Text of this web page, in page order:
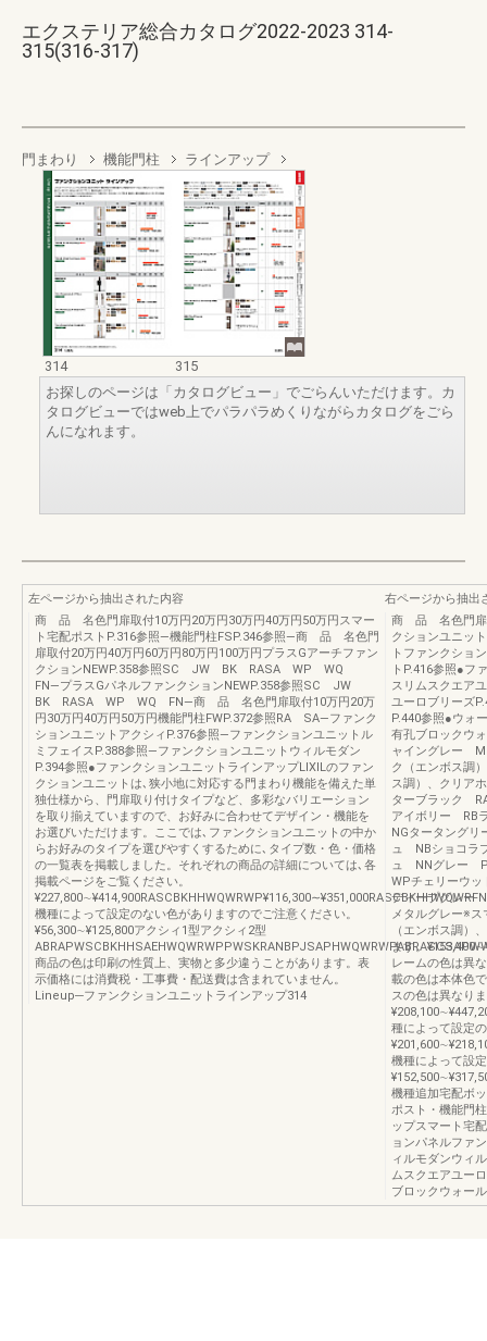
エクステリア総合カタログ2022-2023 314-
315(316-317)
門まわり 機能門柱 ラインアップ
314
315
お探しのページは「カタログビュー」でごらんいただけます。カ
タログビューではweb上でパラパラめくりながらカタログをごら
んになれます。
左ページから抽出された内容
商 品 名色門扉取付10万円20万円30万円40万円50万円スマー
ト宅配ポストP.316参照―機能門柱FSP.346参照―商 品 名色門
扉取付20万円40万円60万円80万円100万円プラスGアーチファン
クションNEWP.358参照SC JW BK RASA WP WQ
FN―プラスGパネルファンクションNEWP.358参照SC JW
BK RASA WP WQ FN―商 品 名色門扉取付10万円20万
円30万円40万円50万円機能門柱FWP.372参照RA SA―ファンク
ションユニットアクシィP.376参照―ファンクションユニットル
ミフェイスP.388参照―ファンクションユニットウィルモダン
P.394参照●ファンクションユニットラインアップLIXILのファン
クションユニットは､狭小地に対応する門まわり機能を備えた単
独仕様から、門扉取り付けタイプなど、多彩なバリエーション
を取り揃えていますので、お好みに合わせてデザイン・機能を
お選びいただけます。ここでは､ファンクションユニットの中か
らお好みのタイプを選びやすくするために､タイプ数・色・価格
の一覧表を掲載しました。それぞれの商品の詳細については､各
掲載ページをご覧ください。
機種によって設定のない色がありますのでご注意ください。
¥56,300∼¥125,800アクシィ1型アクシィ2型
商品の色は印刷の性質上、実物と多少違うことがあります。表
示価格には消費税・工事費・配送費は含まれていません。
Lineup─ファンクションユニットラインアップ314
右ページから抽出
商 品 名色門扉
クションユニッ
トファンクショ
トP.416参照●フ
スリムスクエア
ユーロブリーズ
P.440参照●ウォ
有孔ブロックウ
ャイングレー
ク（エンボス調
ス調）、クリア
ターブラック
アイボリー RB
NGタータング
ュ NBショコラ
ュ NNグレー
WPチェリーウ
ディープグレー
メタルグレー※
（エンボス調）
ます。
レームの色は異
載の色は本体色
スの色は異なり
種によって設定
機種によって設
機種追加宅配ボ
ポスト・機能門
ップスマート宅
ョンパネルファ
ィルモダンウィ
ムスクエアユー
ブロックウォー